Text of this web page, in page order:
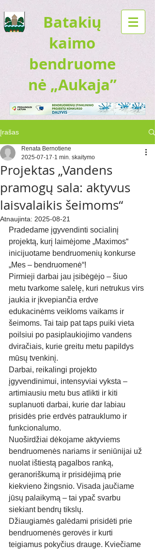
Batakių
kaimo
bendruome
nė „Aukaja”
Įrašas
Projektas „Vandens
pramogų sala: aktyvus
laisvalaikis šeimoms“
Renata Bernotiene
2025-07-17 1 min. skaitymo
Atnaujinta: 2025-08-21
Pradedame įgyvendinti socialinį
projektą, kurį laimėjome „Maximos“
inicijuotame bendruomenių konkurse
„Mes – bendruomenė“!
Pirmieji darbai jau įsibėgėjo – šiuo
metu tvarkome salelę, kuri netrukus virs
jaukia ir įkvepiančia erdve
edukacinėms veikloms vaikams ir
šeimoms. Tai taip pat taps puiki vieta
poilsiui po pasiplaukiojimo vandens
dviračiais, kurie greitu metu papildys
mūsų tvenkinį.
Darbai, reikalingi projekto
įgyvendinimui, intensyviai vyksta –
artimiausiu metu bus atlikti ir kiti
suplanuoti darbai, kurie dar labiau
prisidės prie erdvės patrauklumo ir
funkcionalumo.
Nuoširdžiai dėkojame aktyviems
bendruomenės nariams ir seniūnijai už
nuolat ištiestą pagalbos ranką,
geranoriškumą ir prisidėjimą prie
kiekvieno žingsnio. Visada jaučiame
jūsų palaikymą – tai ypač svarbu
siekiant bendrų tikslų.
Džiaugiamės galėdami prisidėti prie
bendruomenės gerovės ir kurti
teigiamus pokyčius drauge. Kviečiame